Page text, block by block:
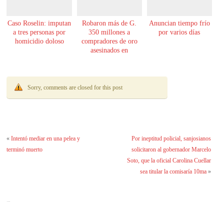
Caso Roselin: imputan
a tres personas por
homicidio doloso
Robaron más de G.
350 millones a
compradores de oro
asesinados en
Anuncian tiempo frío
por varios días
Sorry, comments are closed for this post
«Intentó mediar en una pelea y
terminó muerto
Por ineptitud policial, sanjosianos
solicitaron al gobernador Marcelo
Soto, que la oficial Carolina Cuellar
sea titular la comisaría 10ma»